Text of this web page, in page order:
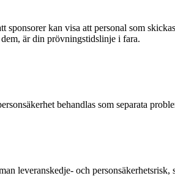
kan visa att personal som
är din prövningstidslinje i fara.
behandlas som separata
leveranskedje- och